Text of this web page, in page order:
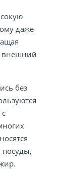
даже
внешний
без
посуды,